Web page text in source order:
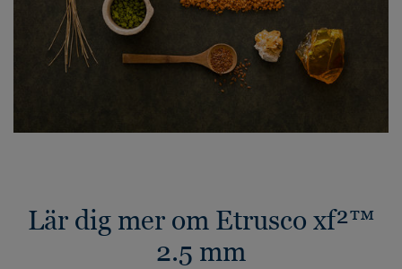
Lär dig mer om Etrusco xf²™
2.5 mm